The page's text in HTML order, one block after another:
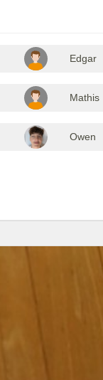
Edgar
Mathis
Owen